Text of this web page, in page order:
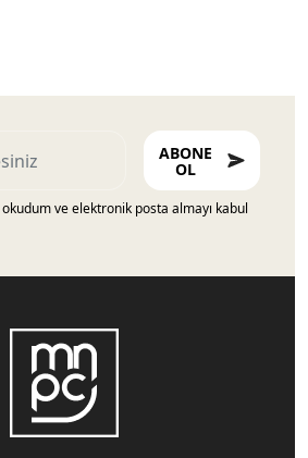
ABONE
OL
okudum ve elektronik posta almayı kabul